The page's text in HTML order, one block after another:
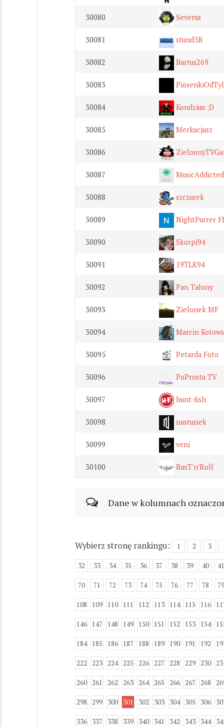
30080 Severus
30081 stund3R
30082 Bartus269
30083
30084 Kondziuu ;D
30085 Merkucjusz
30086
30087 MusicAddicted
30088 szczurek
30089 NightPurrer
30090 Skorpi94
30091 19TLK94
30092 Pan Talony
30093 Zielonek MF
30094 Marcin
30095 Petarda Foto
30096 PoProstu TV
30097 hunt-fish
30098 nastusiek
30099 veni
30100 RusT'n'Roll
Dane w kolumnach
Wybierz stronę rankingu: 1 2 3
32 33 34 35 36 37 38 39 40 41
70 71 72 73 74 75 76 77 78 79
108 109 110 111 112 113 114 115 116
146 147 148 149 150 151 152 153 154
184 185 186 187 188 189 190 191 192
222 223 224 225 226 227 228 229 230
260 261 262 263 264 265 266 267 268
298 299 300 301 302 303 304 305 306
336 337 338 339 340 341 342 343 344